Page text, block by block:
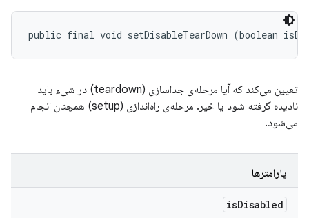
public final void setDisableTearDown (boolean
تعیین می‌کند که آیا مرحله‌ی جداسازی (teardown) در شیء باید
نادیده گرفته شود یا خیر. مرحله‌ی راه‌اندازی (setup) همچنان انجام
می‌شود.
پارامترها
isDisabled